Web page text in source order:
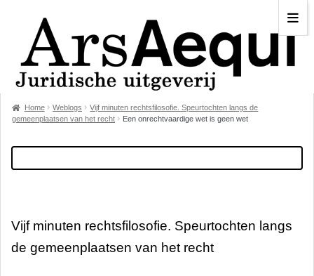
Home Weblogs
Vijf minuten rechtsfilosofie. Speurtochten langs de
gemeenplaatsen van het recht
Een onrechtvaardige wet is geen wet
Vijf minuten rechtsfilosofie. Speurtochten langs
de gemeenplaatsen van het recht